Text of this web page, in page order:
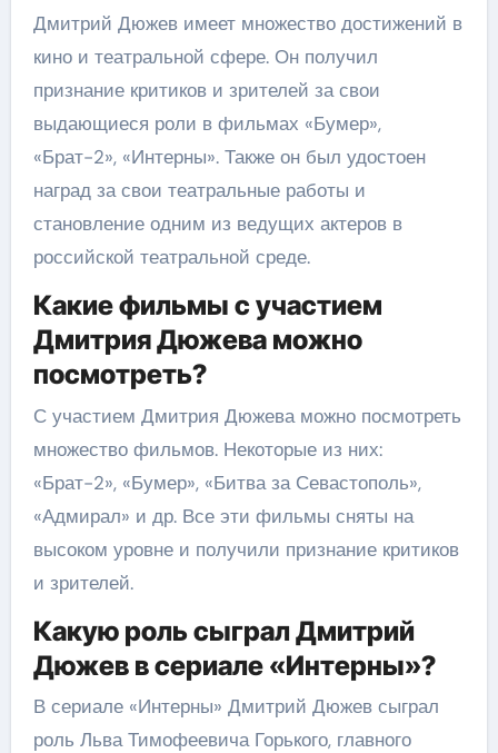
Дмитрий Дюжев имеет множество достижений в
кино и театральной сфере. Он получил
признание критиков и зрителей за свои
выдающиеся роли в фильмах «Бумер»,
«Брат-2», «Интерны». Также он был удостоен
наград за свои театральные работы и
становление одним из ведущих актеров в
российской театральной среде.
Какие фильмы с участием
Дмитрия Дюжева можно
посмотреть?
С участием Дмитрия Дюжева можно посмотреть
множество фильмов. Некоторые из них:
«Брат-2», «Бумер», «Битва за Севастополь»,
«Адмирал» и др. Все эти фильмы сняты на
высоком уровне и получили признание критиков
и зрителей.
Какую роль сыграл Дмитрий
Дюжев в сериале «Интерны»?
В сериале «Интерны» Дмитрий Дюжев сыграл
роль Льва Тимофеевича Горького, главного